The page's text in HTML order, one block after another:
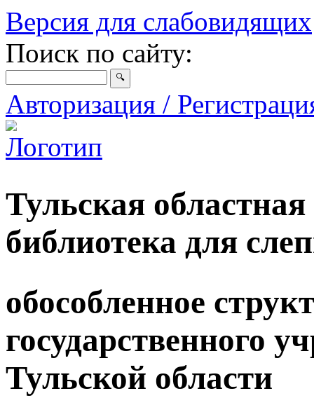
Версия для слабовидящих
Поиск по сайту:
Авторизация /
Тульская
библиотека для
обособленное
государственного
Тульской области